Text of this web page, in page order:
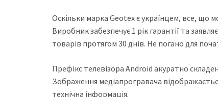
Оскільки марка Geotex є українцем, все, що
Виробник забезпечує 1 рік гарантії та
товарів протягом 30 днів. Не погано для
Префікс телевізора Android акуратно
Зображення медіапрогравача
технічна інформація.